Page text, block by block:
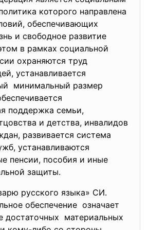
которого направлена
обеспечивающих
и свободное развитие
в рамках социальной
охраняются труд
устанавливается
минимальный размер
поддержка семьи,
и детства, инвалидов
развивается система
устанавливаются
пенсии, пособия и иные
защиты.
русского языка» СИ.
обеспечение означает
достаточных материальных